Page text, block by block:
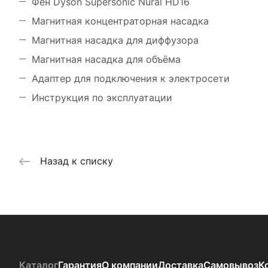
Магнитная концентраторная насадка
Магнитная насадка для диффузора
Магнитная насадка для объёма
Адаптер для подключения к электросети
Инструкция по эксплуатации
Назад к списку
КаталогГарантияО компанииДоставкаСамовывоз